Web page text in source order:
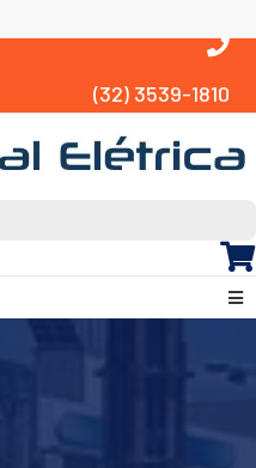
(32) 3539-1810